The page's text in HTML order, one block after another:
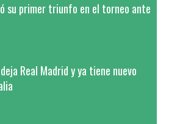
su primer triunfo en el torneo ante
Real Madrid y ya tiene nuevo